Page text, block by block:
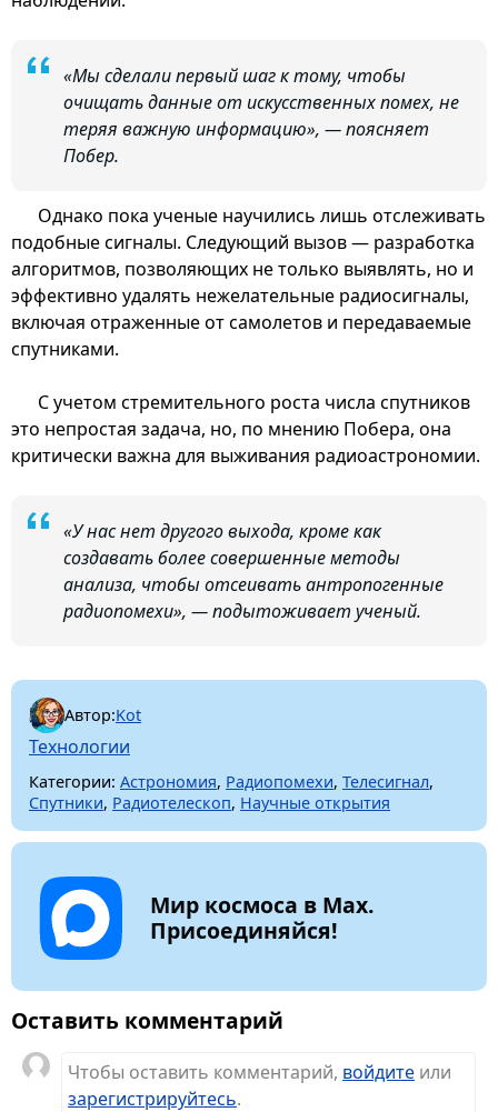
«Мы сделали первый шаг к тому, чтобы
очищать данные от искусственных помех, не
теряя важную информацию», — поясняет
Побер.
Однако пока ученые научились лишь отслеживать
подобные сигналы. Следующий вызов — разработка
алгоритмов, позволяющих не только выявлять, но и
эффективно удалять нежелательные радиосигналы,
включая отраженные от самолетов и передаваемые
спутниками.
С учетом стремительного роста числа спутников
это непростая задача, но, по мнению Побера, она
критически важна для выживания радиоастрономии.
«У нас нет другого выхода, кроме как
создавать более совершенные методы
анализа, чтобы отсеивать антропогенные
радиопомехи», — подытоживает ученый.
Автор:Kot
Технологии
Категории: Астрономия, Радиопомехи, Телесигнал,
Спутники, Радиотелескоп, Научные открытия
Мир космоса в Max.
Присоединяйся!
Оставить комментарий
Чтобы оставить комментарий, войдите или
зарегистрируйтесь.